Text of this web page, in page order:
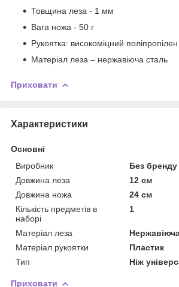
Товщина леза - 1 мм
Вага ножа - 50 г
Рукоятка: високоміцний поліпропілен
Матеріал леза – нержавіюча сталь
Приховати
Характеристики
Основні
Виробник
Без бренду
Довжина леза
12 см
Довжина ножа
24 см
Кількість предметів в
наборі
1
Матеріал леза
Матеріал рукоятки
Пластик
Тип
Ніж
Приховати